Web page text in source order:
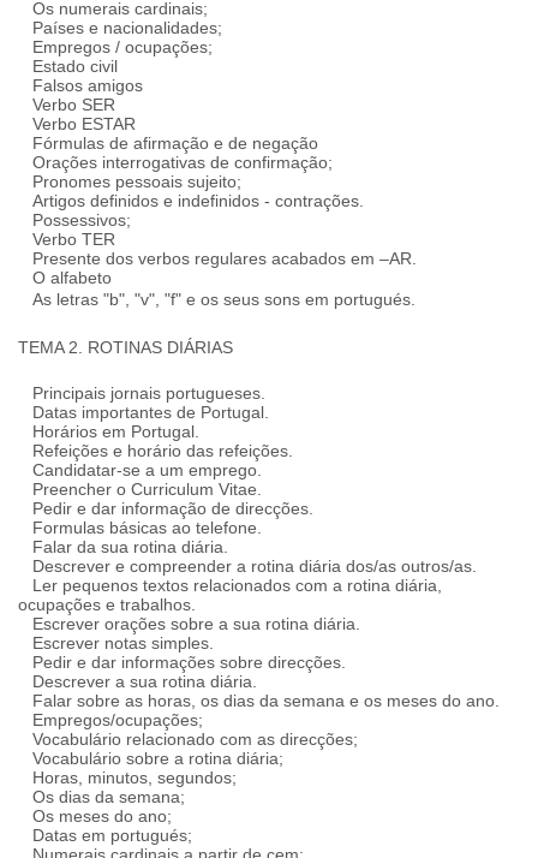
Os numerais cardinais;
Países e nacionalidades;
Empregos / ocupações;
Estado civil
Falsos amigos
Verbo SER
Verbo ESTAR
Fórmulas de afirmação e de negação
Orações interrogativas de confirmação;
Pronomes pessoais sujeito;
Artigos definidos e indefinidos - contrações.
Possessivos;
Verbo TER
Presente dos verbos regulares acabados em –AR.
O alfabeto
As letras "b", "v", "f" e os seus sons em portugués.
TEMA 2. ROTINAS DIÁRIAS
Principais jornais portugueses.
Datas importantes de Portugal.
Horários em Portugal.
Refeições e horário das refeições.
Candidatar-se a um emprego.
Preencher o Curriculum Vitae.
Pedir e dar informação de direcções.
Formulas básicas ao telefone.
Falar da sua rotina diária.
Descrever e compreender a rotina diária dos/as outros/as.
Ler pequenos textos relacionados com a rotina diária,
ocupações e trabalhos.
Escrever orações sobre a sua rotina diária.
Escrever notas simples.
Pedir e dar informações sobre direcções.
Descrever a sua rotina diária.
Falar sobre as horas, os dias da semana e os meses do ano.
Empregos/ocupações;
Vocabulário relacionado com as direcções;
Vocabulário sobre a rotina diária;
Horas, minutos, segundos;
Os dias da semana;
Os meses do ano;
Datas em portugués;